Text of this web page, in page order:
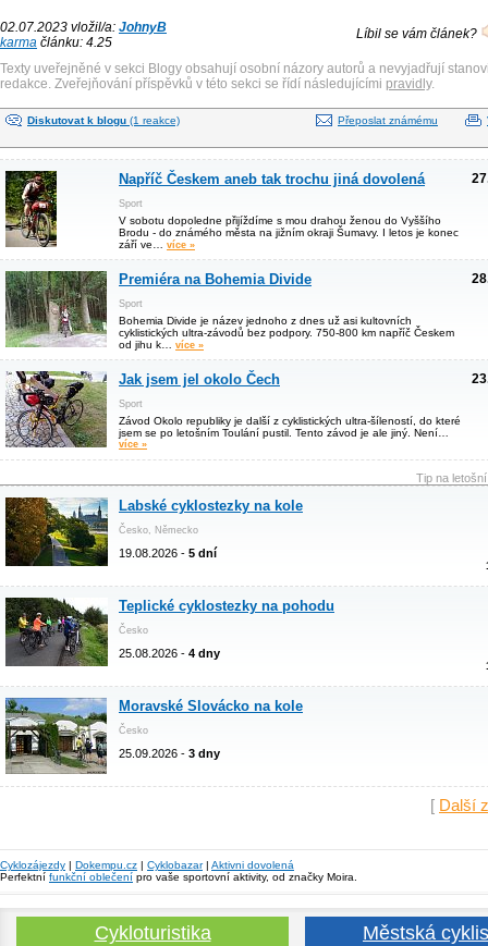
02.07.2023 vložil/a: JohnyB
karma článku: 4.25
Líbil se vám článek?
Texty uveřejněné v sekci Blogy obsahují osobní názory autorů a nevyjadřují
redakce. Zveřejňování příspěvků v této sekci se řídí následujícími pravidly.
Diskutovat k blogu (1 reakce) Přeposlat známému
Napříč Českem aneb tak trochu jiná dovolená
Sport
V sobotu dopoledne přijíždíme s mou drahou ženou do Vyššího
Brodu - do známého města na jižním okraji Šumavy. I letos je konec
září ve… více »
Premiéra na Bohemia Divide
Sport
Bohemia Divide je název jednoho z dnes už asi kultovních
cyklistických ultra-závodů bez podpory. 750-800 km napříč Českem
od jihu k… více »
Jak jsem jel okolo Čech
Sport
Závod Okolo republiky je další z cyklistických ultra-šíleností, do které
jsem se po letošním Toulání pustil. Tento závod je ale jiný. Není…
více »
Tip na
Labské cyklostezky na kole
Česko, Německo
19.08.2026 - 5 dní
Teplické cyklostezky na pohodu
Česko
25.08.2026 - 4 dny
Moravské Slovácko na kole
Česko
25.09.2026 - 3 dny
[ Další
Cyklozájezdy | Dokempu.cz | Cyklobazar| Aktivni dovolená
Perfektní funkční oblečení pro vaše sportovní aktivity, od značky Moira.
Cykloturistika Městská